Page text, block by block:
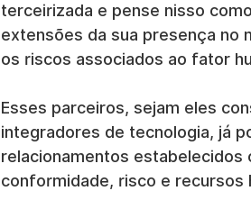
terceirizada e pense nisso
extensões da sua presença no
os riscos associados ao fator
Esses parceiros, sejam eles
integradores de tecnologia, já
relacionamentos estabelecidos
conformidade, risco e recursos